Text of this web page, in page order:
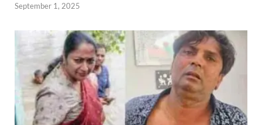
September 1, 2025